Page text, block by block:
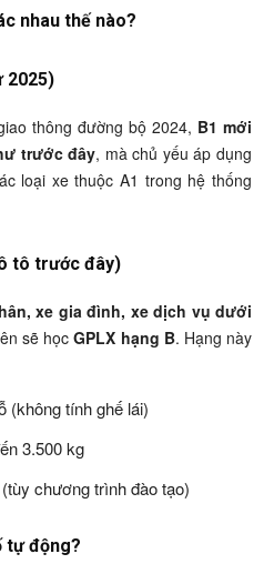
nhau thế nào?
2025)
thông đường bộ 2024, B1 mới
trước đây, mà chủ yếu áp dụng
loại xe thuộc A1 trong hệ thống
tô trước đây)
xe gia đình, xe dịch vụ dưới
sẽ họcGPLX hạng B. Hạng này
(không tính ghế lái)
3.500 kg
chương trình đào tạo)
tự động?